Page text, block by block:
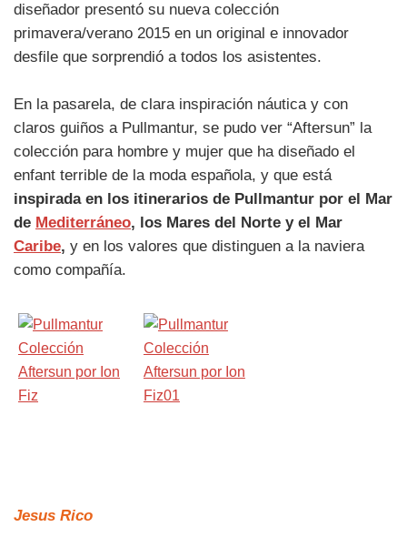
diseñador presentó su nueva colección
primavera/verano 2015 en un original e innovador
desfile que sorprendió a todos los asistentes.
En la pasarela, de clara inspiración náutica y con
claros guiños a Pullmantur, se pudo ver “Aftersun” la
colección para hombre y mujer que ha diseñado el
enfant terrible de la moda española, y que está
inspirada en los itinerarios de Pullmantur por el Mar
de Mediterráneo, los Mares del Norte y el Mar
Caribe, y en los valores que distinguen a la naviera
como compañía.
Jesus Rico